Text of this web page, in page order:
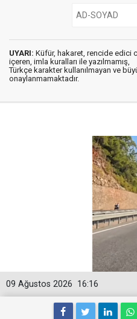
UYARI: Küfür, hakaret, rencide edici
içeren, imla kuralları ile yazılmamış,
Türkçe karakter kullanılmayan ve
onaylanmamaktadır.
16:16
09 Ağustos 2026